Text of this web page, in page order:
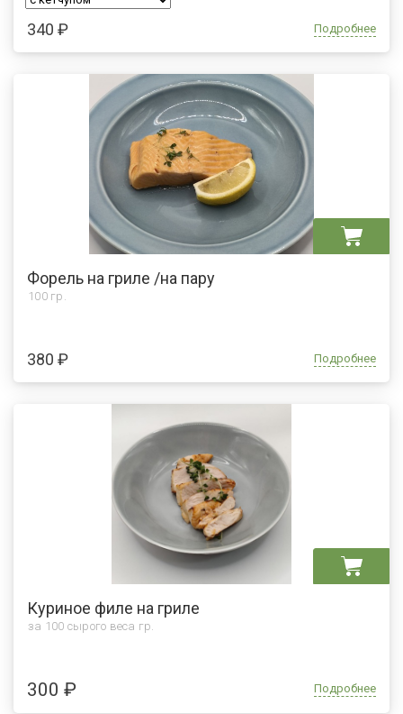
340 ₽ Подробнее
Форель на гриле /на пару
100 гр.
380 ₽ Подробнее
Куриное филе на гриле
за 100 сырого веса гр.
300 ₽ Подробнее